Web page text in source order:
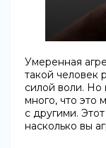
Умеренная
такой человек
силой воли. Но
много, что это
с другими.
насколько вы